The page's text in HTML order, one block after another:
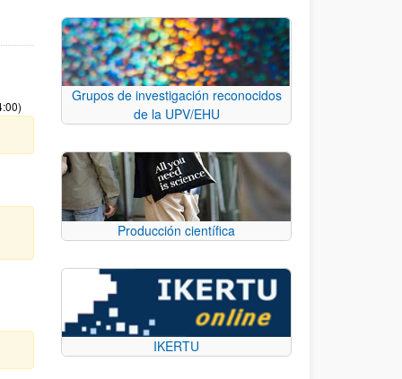
Grupos de investigación reconocidos
de la UPV/EHU
Producción científica
IKERTU